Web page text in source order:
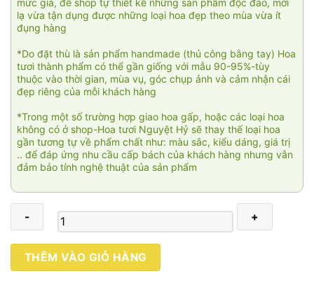
mức giá, để shop tự thiết kế những sản phẩm độc đáo, mới
lạ vừa tận dụng được những loại hoa đẹp theo mùa vừa ít
đụng hàng
*Do đặt thù là sản phẩm handmade (thủ công bằng tay) Hoa
tươi thành phẩm có thể gần giống với mẫu 90-95%-tùy
thuộc vào thời gian, mùa vụ, góc chụp ảnh và cảm nhận cái
đẹp riêng của mỗi khách hàng
*Trong một số trường hợp giao hoa gấp, hoặc các loại hoa
không có ở shop-Hoa tươi Nguyệt Hỷ sẽ thay thế loại hoa
gần tương tự về phẩm chất như: màu sắc, kiểu dáng, giá trị
.. để đáp ứng nhu cầu cấp bách của khách hàng nhưng vẫn
đảm bảo tính nghệ thuật của sản phẩm
Nắng
vàng
THÊM VÀO GIỎ HÀNG